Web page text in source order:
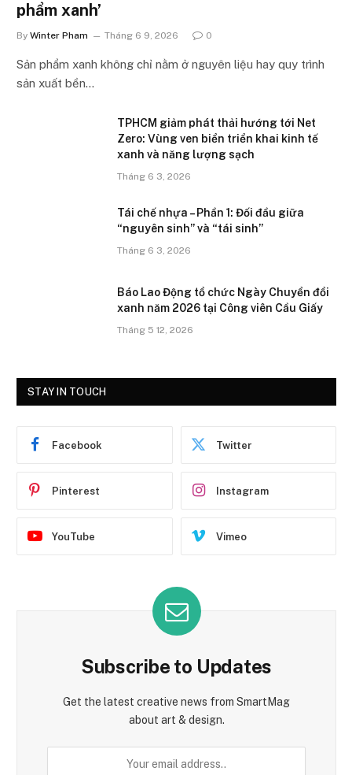
phẩm xanh’
By Winter Pham Tháng 6 9, 2026 0
Sản phẩm xanh không chỉ nằm ở nguyên liệu hay quy trình
sản xuất bền…
TPHCM giảm phát thải hướng tới Net
Zero: Vùng ven biển triển khai kinh tế
xanh và năng lượng sạch
Tháng 6 3, 2026
Tái chế nhựa – Phần 1: Đối đầu giữa
“nguyên sinh” và “tái sinh”
Tháng 6 3, 2026
Báo Lao Động tổ chức Ngày Chuyển đổi
xanh năm 2026 tại Công viên Cầu Giấy
Tháng 5 12, 2026
STAY IN TOUCH
Facebook Twitter
Pinterest Instagram
YouTube Vimeo
Subscribe to Updates
Get the latest creative news from SmartMag
about art & design.